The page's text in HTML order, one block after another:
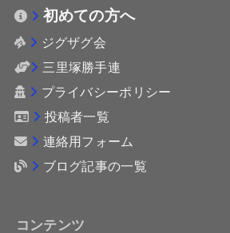
初めての方へ
ジグザグ会
三里塚勝手連
プライバシーポリシー
投稿者一覧
連絡用フォーム
ブログ記事の一覧
コンテンツ